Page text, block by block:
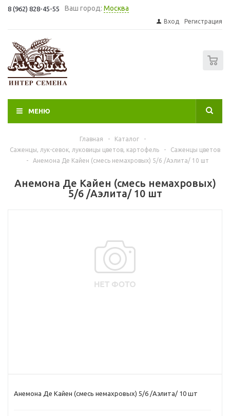
8 (962) 828-45-55 Ваш город: Москва
Вход Регистрация
МЕНЮ
Главная - Каталог
-
Саженцы, лук-севок, луковицы цветов, картофель
-
Саженцы цветов
-
Анемона Де Кайен (смесь немахровых) 5/6 /Аэлита/ 10 шт
Анемона Де Кайен (смесь немахровых)
5/6 /Аэлита/ 10 шт
Анемона Де Кайен (смесь немахровых) 5/6 /Аэлита/ 10 шт